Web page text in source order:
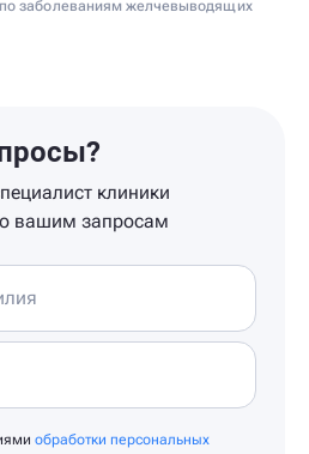
заболеваниям желчевыводящих
клиники
вашим запросам
обработки персональных